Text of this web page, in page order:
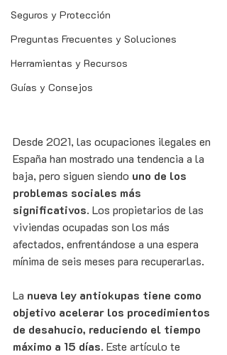
Seguros y Protección
Preguntas Frecuentes y Soluciones
Herramientas y Recursos
Guías y Consejos
Desde 2021, las ocupaciones ilegales en
España han mostrado una tendencia a la
baja, pero siguen siendo uno de los
problemas sociales más
significativos. Los propietarios de las
viviendas ocupadas son los más
afectados, enfrentándose a una espera
mínima de seis meses para recuperarlas.
La nueva ley antiokupas tiene como
objetivo acelerar los procedimientos
de desahucio, reduciendo el tiempo
máximo a 15 días. Este artículo te